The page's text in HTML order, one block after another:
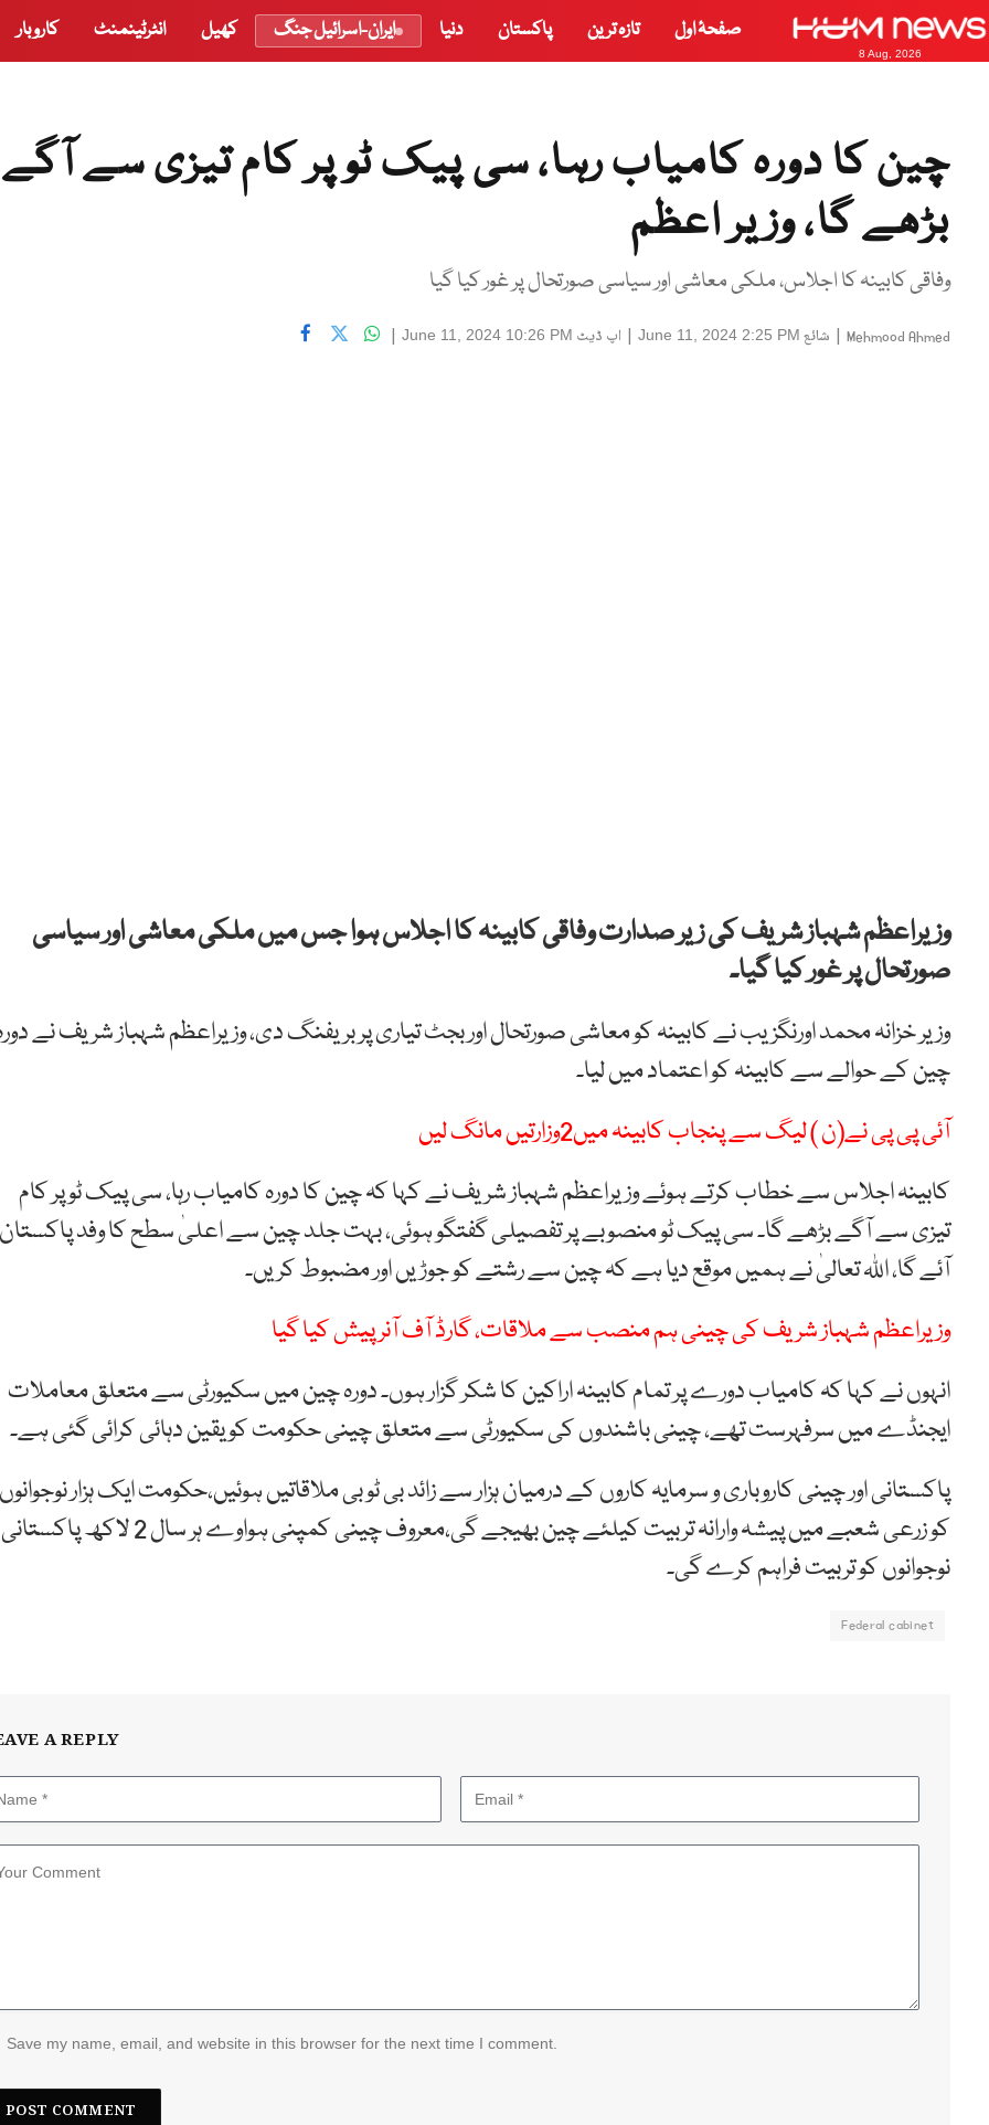
8 Aug, 2026
صفحۂ اول تازہ ترین پاکستان دنیا ایران-اسرائیل جنگ کھیل انٹرٹینمنٹ کاروبار
چین کا دورہ کامیاب رہا، سی پیک ٹو پر کام تیزی سے آگے
بڑھے گا، وزیر اعظم
وفاقی کابینہ کا اجلاس، ملکی معاشی اور سیاسی صورتحال پر غور کیا گیا
Mehmood Ahmed
| شائع June 11, 2024 2:25 PM
| اپ ڈیٹ June 11, 2024 10:26 PM
|
وزیراعظم شہباز شریف کی زیر صدارت وفاقی کابینہ کا اجلاس ہوا جس میں ملکی معاشی اور سیاسی
صورتحال پر غور کیا گیا۔
وزیر خزانہ محمد اورنگزیب نے کابینہ کو معاشی صورتحال اور بجٹ تیاری پر بریفنگ دی، وزیراعظم شہباز شریف نے
چین کے حوالے سے کابینہ کو اعتماد میں لیا۔
آئی پی پی نے(ن ) لیگ سے پنجاب کابینہ میں2وزارتیں مانگ لیں
کابینہ اجلاس سے خطاب کرتے ہوئے وزیراعظم شہباز شریف نے کہا کہ چین کا دورہ کامیاب رہا، سی پیک ٹو پر کام
تیزی سے آگے بڑھے گا۔ سی پیک ٹو منصوبے پر تفصیلی گفتگو ہوئی، بہت جلد چین سے اعلیٰ سطح کا وفد پاکستان
آئے گا، اللہ تعالیٰ نے ہمیں موقع دیا ہے کہ چین سے رشتے کو جوڑیں اور مضبوط کریں۔
وزیراعظم شہباز شریف کی چینی ہم منصب سے ملاقات، گارڈ آف آنر پیش کیا گیا
انہوں نے کہا کہ کامیاب دورے پر تمام کابینہ اراکین کا شکر گزار ہوں۔ دورہ چین میں سکیورٹی سے متعلق معاملات
ایجنڈے میں سرفہرست تھے، چینی باشندوں کی سکیورٹی سے متعلق چینی حکومت کو یقین دہائی کرائی گئی ہے۔
پاکستانی اور چینی کاروباری و سرمایہ کاروں کے درمیان ہزار سے زائد بی ٹو بی ملاقاتیں ہوئیں،حکومت ایک ہزار نوجوانوں
کو زرعی شعبے میں پیشہ وارانہ تربیت کیلئے چین بھیجے گی،معروف چینی کمپنی ہواوے ہر سال 2 لاکھ پاکستانی
نوجوانوں کو تربیت فراہم کرے گی۔
Federal cabinet
A REPLY
Save my name, email, and website in this browser for the next time I comment.